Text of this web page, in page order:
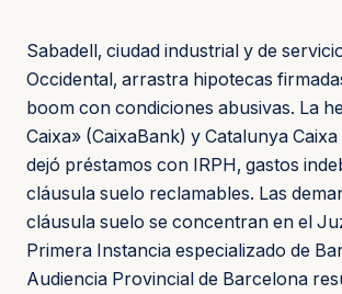
Sabadell, ciudad industrial y de
Occidental, arrastra hipotecas
boom con condiciones abusivas. La
Caixa» (CaixaBank) y Catalunya
dejó préstamos con IRPH, gastos
cláusula suelo reclamables. Las
cláusula suelo se concentran en el
Primera Instancia especializado de
Audiencia Provincial de Barcelona